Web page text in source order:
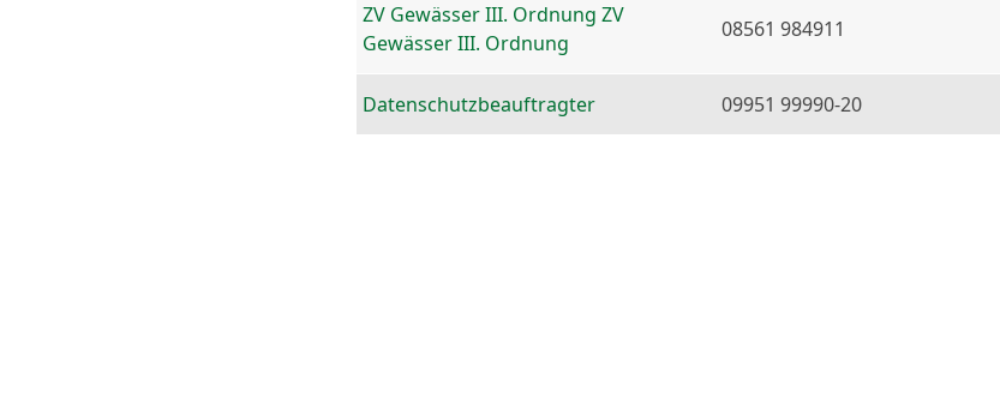
ZV Gewässer III. Ordnung ZV
Gewässer III. Ordnung
08561 984911
Datenschutzbeauftragter
09951 99990-20